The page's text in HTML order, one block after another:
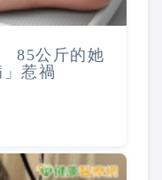
85公斤的她
惹禍